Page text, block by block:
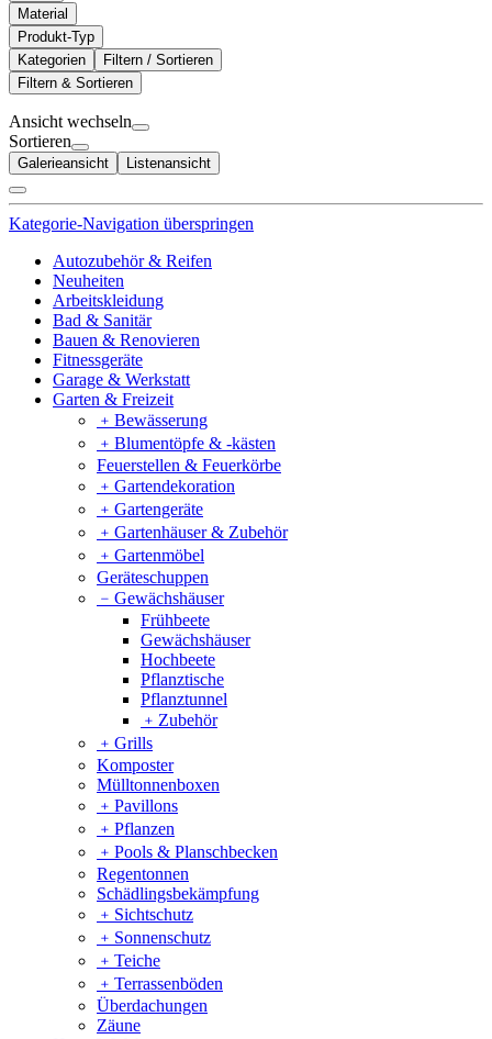
Material
Produkt-Typ
Kategorien
Filtern / Sortieren
Filtern & Sortieren
Ansicht wechseln
Sortieren
Galerieansicht Listenansicht
Kategorie-Navigation überspringen
Autozubehör & Reifen
Neuheiten
Arbeitskleidung
Bad & Sanitär
Bauen & Renovieren
Fitnessgeräte
Garage & Werkstatt
Garten & Freizeit
﹢ Bewässerung
﹢ Blumentöpfe & -kästen
Feuerstellen & Feuerkörbe
﹢ Gartendekoration
﹢ Gartengeräte
﹢ Gartenhäuser & Zubehör
﹢ Gartenmöbel
Geräteschuppen
﹣ Gewächshäuser
Frühbeete
Gewächshäuser
Hochbeete
Pflanztische
Pflanztunnel
﹢ Zubehör
﹢ Grills
Komposter
Mülltonnenboxen
﹢ Pavillons
﹢ Pflanzen
﹢ Pools & Planschbecken
Regentonnen
Schädlingsbekämpfung
﹢ Sichtschutz
﹢ Sonnenschutz
﹢ Teiche
﹢ Terrassenböden
Überdachungen
Zäune